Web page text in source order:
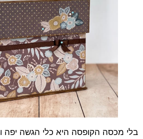
בלי מכסה הקופסה היא כלי הגשה יפה